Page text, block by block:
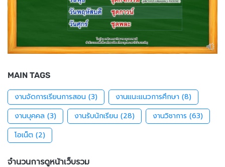
MAIN TAGS
งานจัดการเรียนการสอน (3) งานแนะแนวการศึกษา (8)
งานบุคคล (3) งานรับนักเรียน (28) งานวิชาการ (63)
โอเน็ต (2)
จำนวนการดูหน้าเว็บรวม